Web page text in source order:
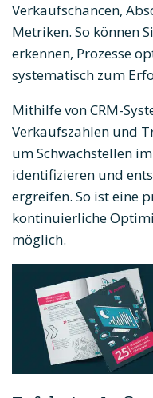
Verkaufschancen,
Metriken. So können
erkennen, Prozesse
systematisch zum
Mithilfe von CRM-
Verkaufszahlen und
um Schwachstellen
identifizieren und
ergreifen. So ist eine
kontinuierliche
möglich.